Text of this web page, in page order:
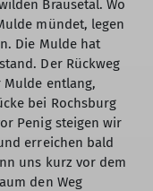
Brausetal. Wo
mündet, legen
Die Mulde hat
Der Rückweg
entlang,
bei Rochsburg
Penig steigen wir
erreichen bald
uns kurz vor dem
den Weg